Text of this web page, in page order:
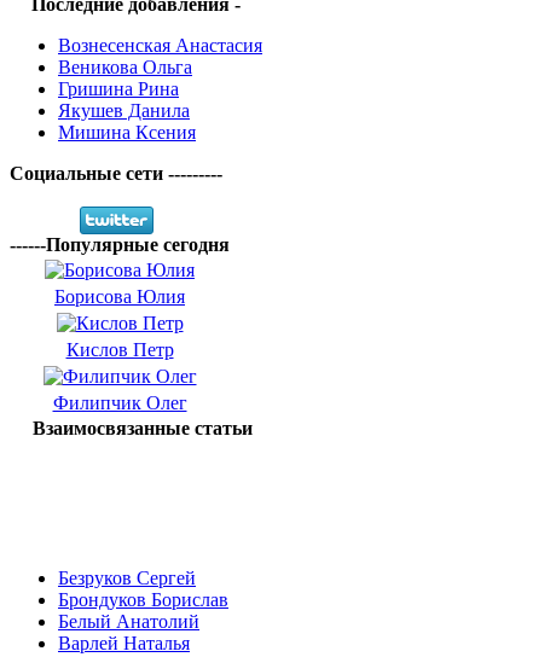
Последние добавления -
Вознесенская Анастасия
Веникова Ольга
Гришина Рина
Якушев Данила
Мишина Ксения
Социальные сети ---------
------Популярные сегодня
Борисова Юлия
Кислов Петр
Филипчик Олег
Взаимосвязанные статьи
Безруков Сергей
Брондуков Борислав
Белый Анатолий
Варлей Наталья